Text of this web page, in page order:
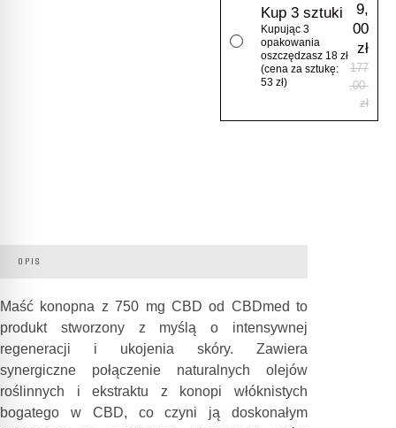
Kup 3 sztuki
Kupując 3
opakowania
oszczędzasz 18 zł
(cena za sztukę:
53 zł)
9,
00
zł
177
,00
zł
OPIS
Maść konopna z 750 mg CBD od CBDmed to
produkt stworzony z myślą o intensywnej
regeneracji i ukojenia skóry. Zawiera
synergiczne połączenie naturalnych olejów
roślinnych i ekstraktu z konopi włóknistych
bogatego w CBD, co czyni ją doskonałym